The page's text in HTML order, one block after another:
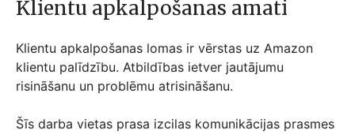
Klientu apkalpošanas amati
Klientu apkalpošanas lomas ir vērstas uz Amazon
klientu palīdzību. Atbildības ietver jautājumu
risināšanu un problēmu atrisināšanu.
Šīs darba vietas prasa izcilas komunikācijas prasmes